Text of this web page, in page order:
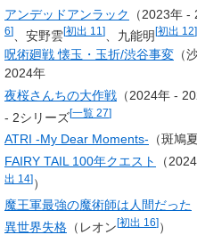
アンデッドアンラック
（2023年 -
6] 、安野雲[初出 11 ] 、九能明 [初出 12]
呪術廻戦 懐玉・玉折/渋谷事変 （
2024年
夜桜さんちの大作戦 （2024年 -
- 2シリーズ[一覧 27]
ATRI -My Dear Moments- （斑鳩
FAIRY TAIL 100年クエスト
（
出 14]）
魔王軍最強の魔術師は人間だった
異世界失格 （レオン[初出 16]）